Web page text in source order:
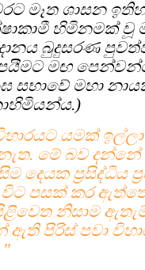
මෑත ශාසන
හිමිනමක් වූ
බුදුසරණ
මඟ
සභාවේ මහා
යමක්
මේ බව
ප්‍රසිද්ධිය
පසක් කර
නිසාම
පිරිස් පවා